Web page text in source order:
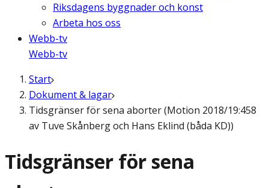
Riksdagens byggnader och konst
Arbeta hos oss
Webb-tv
Webb-tv
Start
Dokument & lagar
Tidsgränser för sena aborter (Motion 2018/19:458
av Tuve Skånberg och Hans Eklind (båda KD))
Tidsgränser för sena